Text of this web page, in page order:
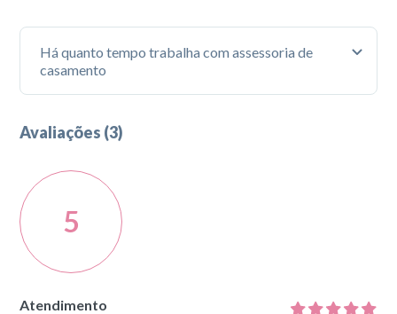
Há quanto tempo trabalha com assessoria de
casamento
Avaliações (3)
5
Atendimento